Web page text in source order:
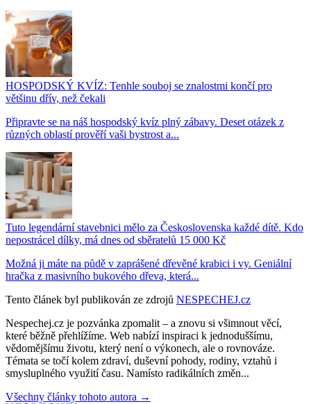
HOSPODSKÝ KVÍZ: Tenhle souboj se znalostmi končí pro
většinu dřív, než čekali
Připravte se na náš hospodský kvíz plný zábavy. Deset otázek z
různých oblastí prověří vaši bystrost a...
Tuto legendární stavebnici mělo za Československa každé dítě. Kdo
nepostrácel dílky, má dnes od sběratelů 15 000 Kč
Možná ji máte na půdě v zaprášené dřevěné krabici i vy. Geniální
hračka z masivního bukového dřeva, která...
Tento článek byl publikován ze zdrojů NESPECHEJ.cz
Nespechej.cz je pozvánka zpomalit – a znovu si všimnout věcí,
které běžně přehlížíme. Web nabízí inspiraci k jednoduššímu,
vědomějšímu životu, který není o výkonech, ale o rovnováze.
Témata se točí kolem zdraví, duševní pohody, rodiny, vztahů i
smysluplného využití času. Namísto radikálních změn...
Všechny články tohoto autora →